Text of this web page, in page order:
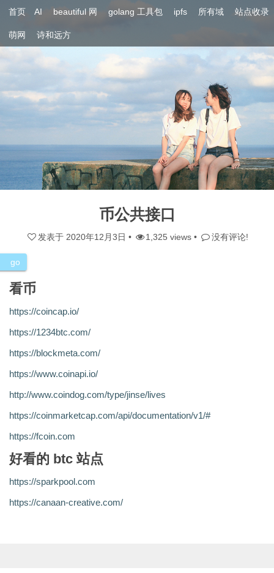
首页 AI beautiful 网 golang 工具包 ipfs 所有域 站点收录
萌网 诗和远方
币公共接口
发表于 2020年12月3日 • 1,325 views • 没有评论!
go
看币
https://coincap.io/
https://1234btc.com/
https://blockmeta.com/
https://www.coinapi.io/
http://www.coindog.com/type/jinse/lives
https://coinmarketcap.com/api/documentation/v1/#
https://fcoin.com
好看的 btc 站点
https://sparkpool.com
https://canaan-creative.com/